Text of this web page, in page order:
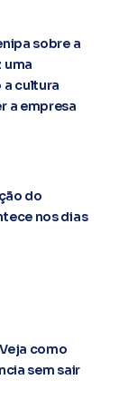
sobre a
uma
a cultura
a empresa
do
nos dias
como
sem sair